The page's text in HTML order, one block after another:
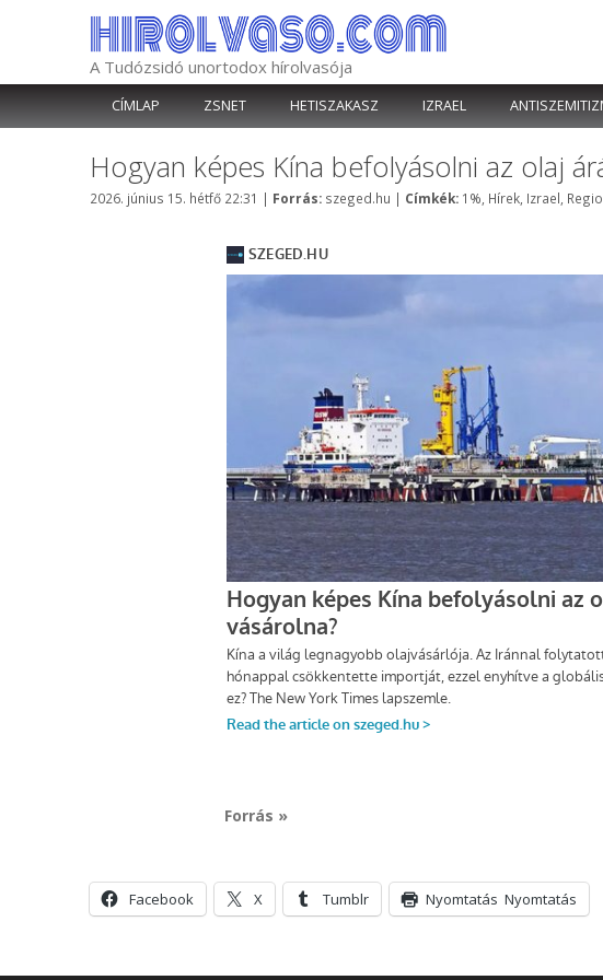
A Tudózsidó unortodox hírolvasója
CÍMLAP ZSNET HETISZAKASZ IZRAEL
Hogyan képes Kína befolyásolni az olaj
2026. június 15. hétfő 22:31 | Forrás: Kategória
szeged.hu | Címkék: Címkék
1% Hírek Izrael
Forrás »
Facebook X Tumblr Nyomtatás Nyomtatás